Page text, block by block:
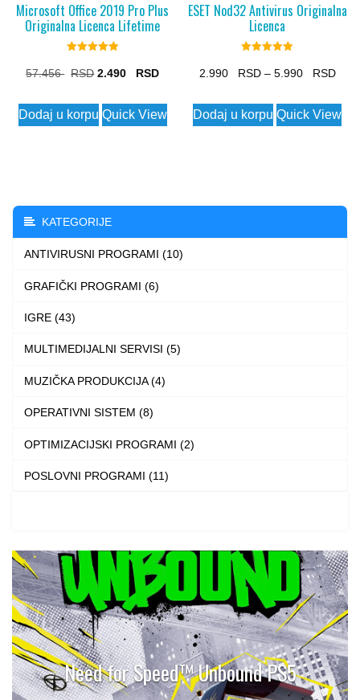
Microsoft Office 2019 Pro Plus
Originalna Licenca Lifetime
5.00
out of 5
57.456
Original
was:
2.490
Current
is:
Dodaj u korpu Quick View
ESET Nod32 Antivirus Originalna
Licenca
5.00
out of 5
2.990 – 5.990
Price
Dodaj u korpu
This
product
options
Quick View
KATEGORIJE
ANTIVIRUSNI PROGRAMI (10)
GRAFIČKI PROGRAMI (6)
IGRE (43)
MULTIMEDIJALNI SERVISI (5)
MUZIČKA PRODUKCIJA (4)
OPERATIVNI SISTEM (8)
OPTIMIZACIJSKI PROGRAMI (2)
POSLOVNI PROGRAMI (11)
Need for Speed™ Unbound PS5